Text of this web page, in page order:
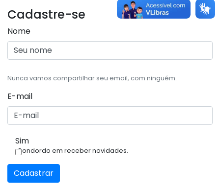
Cadastre-se
Nome
Nunca vamos compartilhar seu email, com ninguém.
E-mail
Sim
Condordo em receber novidades.
Cadastrar